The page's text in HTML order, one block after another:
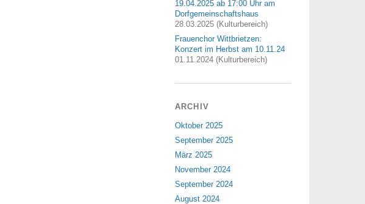
19.04.2025 ab 17:00 Uhr am
Dorfgemeinschaftshaus
28.03.2025 (Kulturbereich)
Frauenchor Wittbrietzen:
Konzert im Herbst am 10.11.24
01.11.2024 (Kulturbereich)
ARCHIV
Oktober 2025
September 2025
März 2025
November 2024
September 2024
August 2024